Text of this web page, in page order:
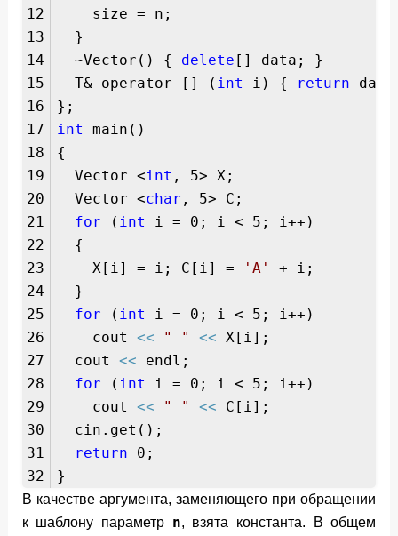
12
13
14
15
16
17
18
19
20
21
22
23
24
25
26
27
28
29
30
31
32
size = n;
}
~Vector() { delete [] data; }
T& operator [] ( int i) { return
};
int
main()
{
Vector <int , 5> X;
Vector <char , 5> C;
for ( int
i = 0; i < 5; i++)
{
X[i] = i; C[i] =
'A'
+ i;
}
for ( int
i = 0; i < 5; i++)
cout<< " " << X[i];
cout<< endl;
for ( int
i = 0; i < 5; i++)
cout<< " " << C[i];
cin.get();
return 0;
}
В качестве аргумента, заменяющего при обращении
к шаблону параметр n, взята константа. В общем